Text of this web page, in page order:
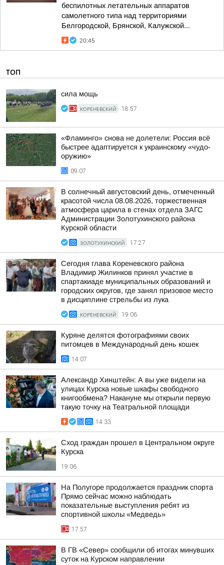
беспилотных летательных аппаратов
самолетного типа над территориями
Белгородской, Брянской, Калужской...
20:45
ТОП
сила мощь
КОРЕНЕВСКИЙ 18:57
«Фламинго» снова не долетели: Россия всё
быстрее адаптируется к украинскому «чудо-
оружию»
09:07
В солнечный августовский день, отмеченный
красотой числа 08.08.2026, торжественная
атмосфера царила в стенах отдела ЗАГС
Администрации Золотухинского района
Курской области
ЗОЛОТУХИНСКИЙ 17:27
Сегодня глава Кореневского района
Владимир Жилинков принял участие в
спартакиаде муниципальных образований и
городских округов, где занял призовое место
в дисциплине стрельбы из лука
КОРЕНЕВСКИЙ 19:06
Куряне делятся фотографиями своих
питомцев в Международный день кошек
14:07
Александр Хинштейн: А вы уже видели на
улицах Курска новые шкафы свободного
книгообмена? Накануне мы открыли первую
такую точку на Театральной площади
14:33
Сход граждан прошел в Центральном округе
Курска
19:06
На Полугоре продолжается праздник спорта
Прямо сейчас можно наблюдать
показательные выступления ребят из
спортивной школы «Медведь»
17:57
В ГВ «Север» сообщили об итогах минувших
суток на Курском направлении